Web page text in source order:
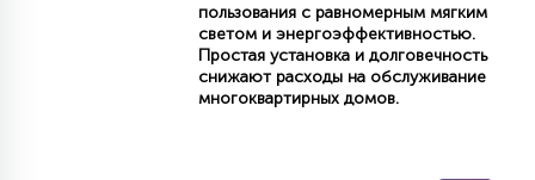
С УПРАВЛЕНИЕМ
пользования с равномерным мягким
светом и энергоэффективностью.
Простая установка и долговечность
снижают расходы на обслуживание
многоквартирных домов.